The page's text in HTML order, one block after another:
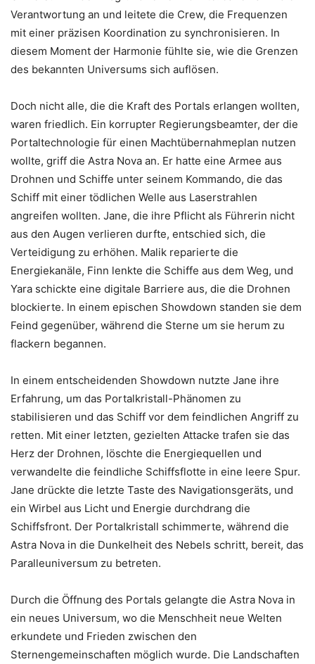
Verantwortung an und leitete die Crew, die Frequenzen
mit einer präzisen Koordination zu synchronisieren. In
diesem Moment der Harmonie fühlte sie, wie die Grenzen
des bekannten Universums sich auflösen.
Doch nicht alle, die die Kraft des Portals erlangen wollten,
waren friedlich. Ein korrupter Regierungsbeamter, der die
Portaltechnologie für einen Machtübernahmeplan nutzen
wollte, griff die Astra Nova an. Er hatte eine Armee aus
Drohnen und Schiffe unter seinem Kommando, die das
Schiff mit einer tödlichen Welle aus Laserstrahlen
angreifen wollten. Jane, die ihre Pflicht als Führerin nicht
aus den Augen verlieren durfte, entschied sich, die
Verteidigung zu erhöhen. Malik reparierte die
Energiekanäle, Finn lenkte die Schiffe aus dem Weg, und
Yara schickte eine digitale Barriere aus, die die Drohnen
blockierte. In einem epischen Showdown standen sie dem
Feind gegenüber, während die Sterne um sie herum zu
flackern begannen.
In einem entscheidenden Showdown nutzte Jane ihre
Erfahrung, um das Portalkristall-Phänomen zu
stabilisieren und das Schiff vor dem feindlichen Angriff zu
retten. Mit einer letzten, gezielten Attacke trafen sie das
Herz der Drohnen, löschte die Energiequellen und
verwandelte die feindliche Schiffsflotte in eine leere Spur.
Jane drückte die letzte Taste des Navigationsgeräts, und
ein Wirbel aus Licht und Energie durchdrang die
Schiffsfront. Der Portalkristall schimmerte, während die
Astra Nova in die Dunkelheit des Nebels schritt, bereit, das
Paralleuniversum zu betreten.
Durch die Öffnung des Portals gelangte die Astra Nova in
ein neues Universum, wo die Menschheit neue Welten
erkundete und Frieden zwischen den
Sternengemeinschaften möglich wurde. Die Landschaften